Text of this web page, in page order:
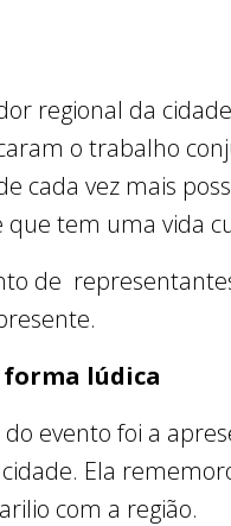
regional da
o trabalho
cada vez mais
que tem uma vida
de
lúdica
evento foi a
Ela
com a região.